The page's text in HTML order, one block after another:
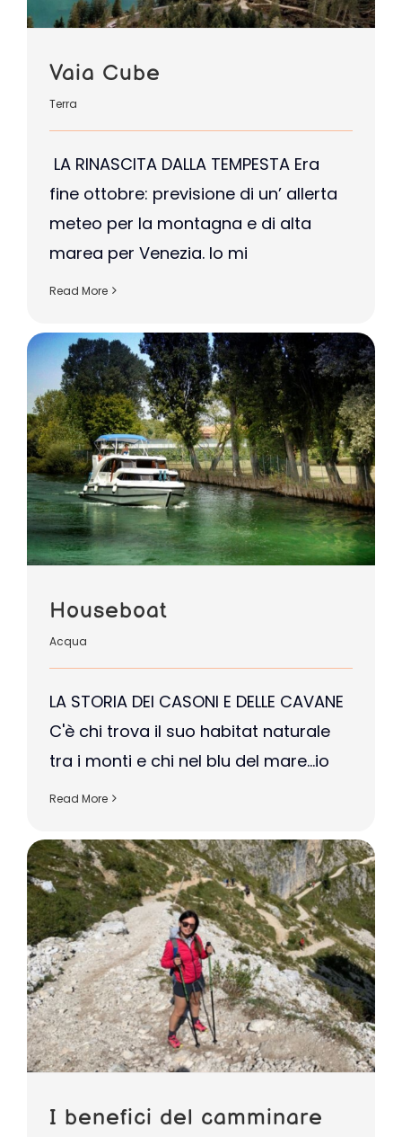
Vaia Cube
Terra
LA RINASCITA DALLA TEMPESTA Era
fine ottobre: previsione di un’ allerta
meteo per la montagna e di alta
marea per Venezia. Io mi
Read More
Houseboat
Acqua
LA STORIA DEI CASONI E DELLE CAVANE
C'è chi trova il suo habitat naturale
tra i monti e chi nel blu del mare…io
Read More
I benefici del camminare